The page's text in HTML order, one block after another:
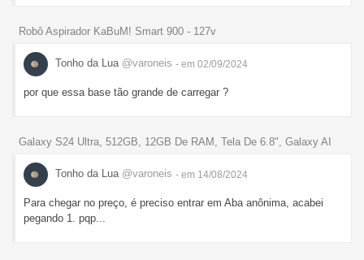
Robô Aspirador KaBuM! Smart 900 - 127v
Tonho da Lua @varoneis - em 02/09/2024
por que essa base tão grande de carregar ?
Galaxy S24 Ultra, 512GB, 12GB De RAM, Tela De 6.8", Galaxy AI
Tonho da Lua @varoneis - em 14/08/2024
Para chegar no preço, é preciso entrar em Aba anônima, acabei
pegando 1. pqp...